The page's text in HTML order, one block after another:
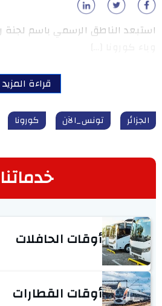
استبعد الناطق الرسمي باسم
قراءة المزيد
الجزائر تونس_الآن كورونا
خدماتنا
أوقات الحافلات
أوقات القطارات